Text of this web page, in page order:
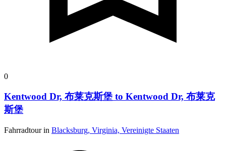
0
Kentwood Dr, 布莱克斯堡 to Kentwood Dr, 布莱克
斯堡
Fahrradtour in Blacksburg, Virginia, Vereinigte Staaten